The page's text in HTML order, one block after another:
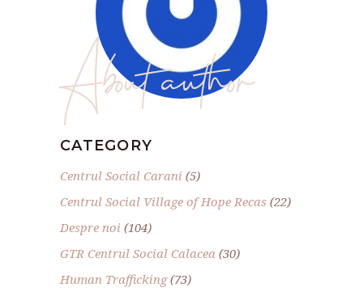
About author
CATEGORY
Centrul Social Carani (5)
Centrul Social Village of Hope Recas (22)
Despre noi (104)
GTR Centrul Social Calacea (30)
Human Trafficking(73)